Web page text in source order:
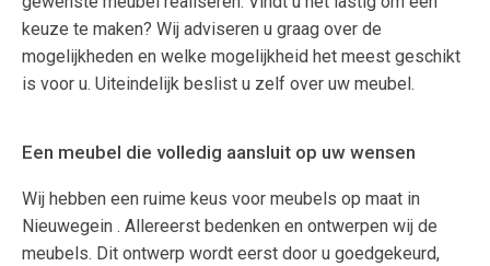
keuze te maken? Wij adviseren u graag over de
mogelijkheden en welke mogelijkheid het meest geschikt
is voor u. Uiteindelijk beslist u zelf over uw meubel.
Een meubel die volledig aansluit op uw wensen
Wij hebben een ruime keus voor meubels op maat in
Nieuwegein . Allereerst bedenken en ontwerpen wij de
meubels. Dit ontwerp wordt eerst door u goedgekeurd,